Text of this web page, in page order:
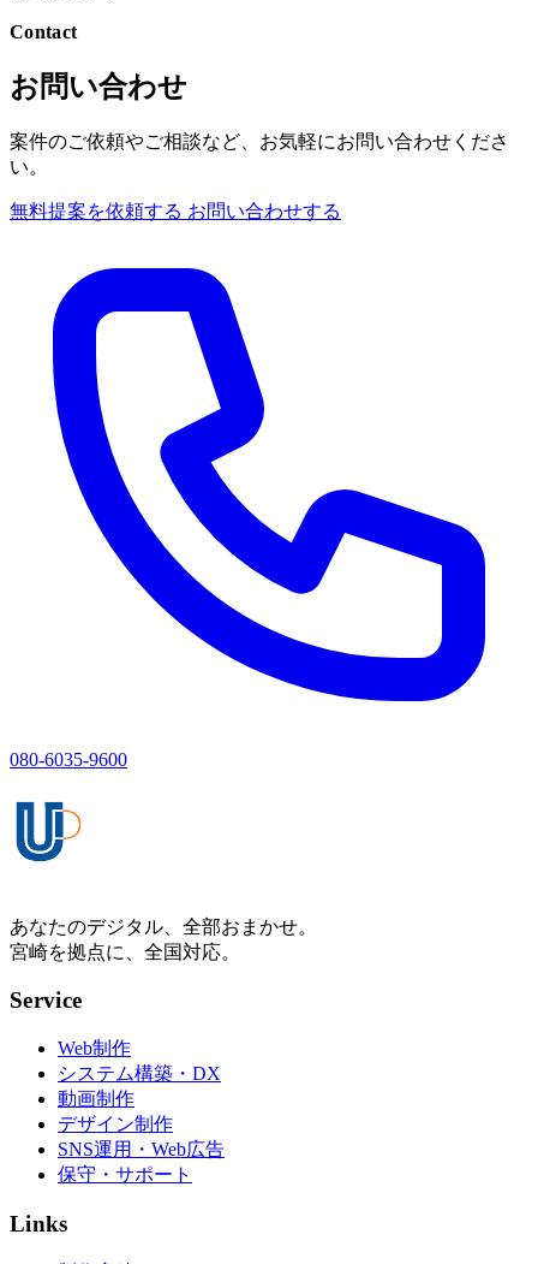
Contact
お問い合わせ
案件のご依頼やご相談など、お気軽にお問い合わせくださ
い。
無料提案を依頼する お問い合わせする
080-6035-9600
あなたのデジタル、全部おまかせ。
宮崎を拠点に、全国対応。
Service
Web制作
システム構築・DX
動画制作
デザイン制作
SNS運用・Web広告
保守・サポート
Links